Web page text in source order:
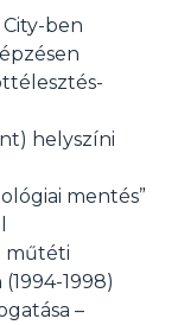
City-ben
helyszíni
mentés”
műtéti
1998)
–